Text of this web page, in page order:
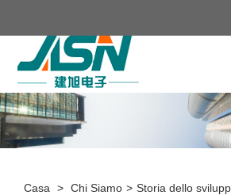
Casa > Chi Siamo > Storia dello